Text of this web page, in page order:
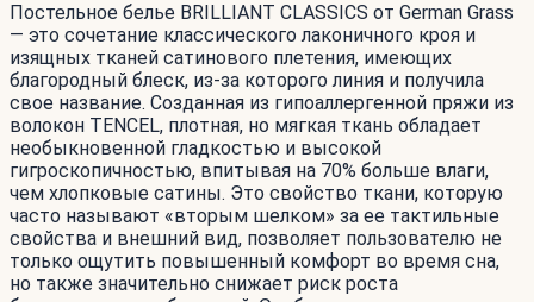
Постельное белье BRILLIANT CLASSICS от German Grass
— это сочетание классического лаконичного кроя и
изящных тканей сатинового плетения, имеющих
благородный блеск, из-за которого линия и получила
свое название. Созданная из гипоаллергенной пряжи из
волокон TENCEL, плотная, но мягкая ткань обладает
необыкновенной гладкостью и высокой
гигроскопичностью, впитывая на 70% больше влаги,
чем хлопковые сатины. Это свойство ткани, которую
часто называют «вторым шелком» за ее тактильные
свойства и внешний вид, позволяет пользователю не
только ощутить повышенный комфорт во время сна,
но также значительно снижает риск роста